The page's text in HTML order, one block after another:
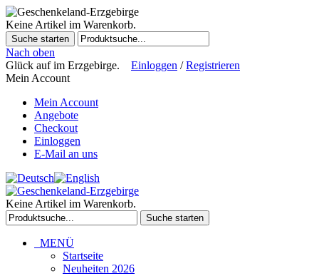
Keine Artikel im Warenkorb.
Suche starten
Nach oben
Glück auf im Erzgebirge.
Einloggen /Registrieren
Mein Account
Mein Account
Angebote
Checkout
Einloggen
E-Mail an uns
Keine Artikel im Warenkorb.
Suche starten
MENÜ
Startseite
Neuheiten 2026